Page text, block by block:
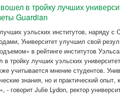
в тройку лучших
Guardian
уэльских институтов, наряду
Университет улучшил свой
в рейтинге институтов
тройку лучших уэльских
учитывается мнение студентов.
знания, но и практический
- говорит Julie Lydon, ректор